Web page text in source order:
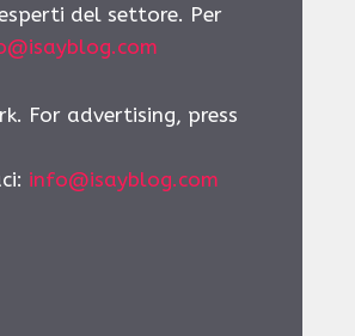
del settore. Per
For advertising, press
: info@isayblog.com